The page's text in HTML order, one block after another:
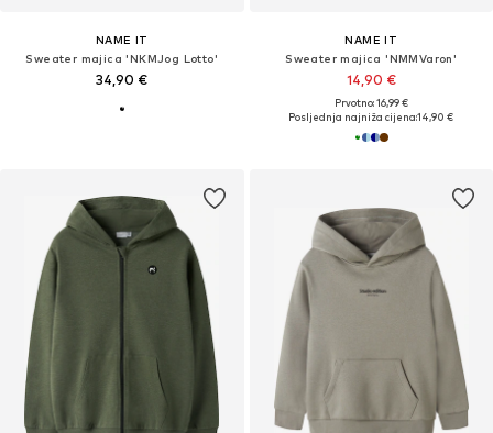
NAME IT
Sweater majica 'NKMJog Lotto'
34,90 €
NAME IT
Sweater majica 'NMMVaron'
14,90 €
Prvotno: 16,99 €
Posljednja najniža cijena:14,90 €